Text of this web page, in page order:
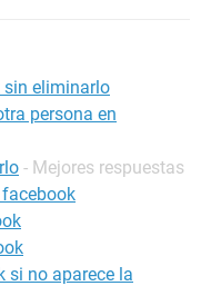
sin eliminarlo
persona en
- Mejores respuestas
si no aparece la